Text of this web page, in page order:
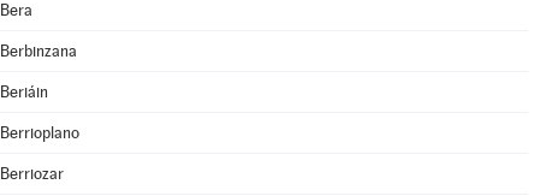
Bera
Berbinzana
Beriáin
Berrioplano
Berriozar